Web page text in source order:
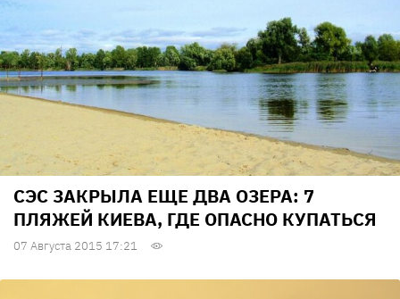
СЭС ЗАКРЫЛА ЕЩЕ ДВА ОЗЕРА: 7
ПЛЯЖЕЙ КИЕВА, ГДЕ ОПАСНО КУПАТЬСЯ
07 Августа 2015 17:21